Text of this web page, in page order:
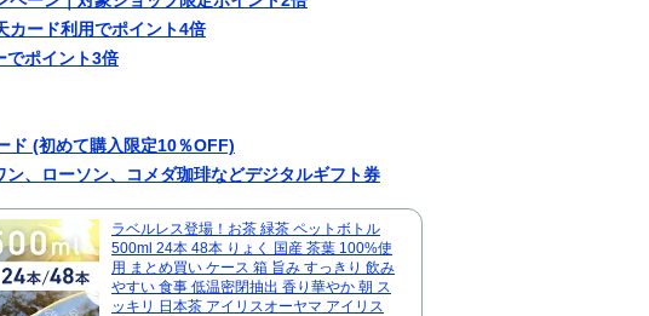
賛！【海外の反応】
ちゃんたまに育成すると可愛さにビビるんだよね
ィフィニティブエディション Nintendo Switch 2 Edition』3,713 本
ンカイリューて微妙かね AAAのクマ全く来なくて流石に心折れた
ヤバいｗ」ヤニねこ第6話の海外反応
通勤してる一流トレーナーをキングと一緒に見ていく
反応】
監督を任意聴取…業務上背任などの容疑
の国でしか愛されてないものってある？」日本「納豆」
何も観光地がない・・・
カード利用でポイント4倍
でポイント3倍
(初めて購入限定10％OFF)
ン、ローソン、コメダ珈琲などデジタルギフト券
ラベルレス登場！お茶 緑茶 ペットボトル
500ml 24本 48本 りょく 国産 茶葉 100%使
用 まとめ買い ケース 箱 旨み すっきり 飲み
やすい 食事 低温密閉抽出 香り華やか 朝 ス
ッキリ 日本茶 アイリスオーヤマ アイリス